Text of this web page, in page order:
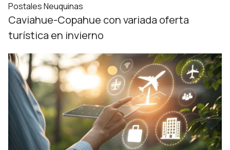
Postales Neuquinas
Caviahue-Copahue con variada oferta
turística en invierno